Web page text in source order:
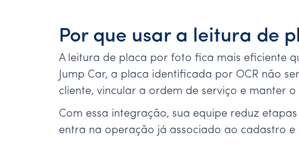
Por que usar a leitura de
A leitura de placa por foto fica mais eficiente
Jump Car, a placa identificada por OCR não
cliente, vincular a ordem de serviço e manter
Com essa integração, sua equipe reduz
entra na operação já associado ao cadastro